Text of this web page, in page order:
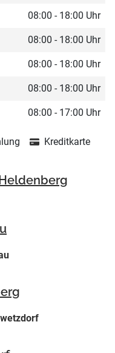
08:00 - 18:00 Uhr
08:00 - 18:00 Uhr
08:00 - 18:00 Uhr
08:00 - 18:00 Uhr
08:00 - 17:00 Uhr
Kreditkarte